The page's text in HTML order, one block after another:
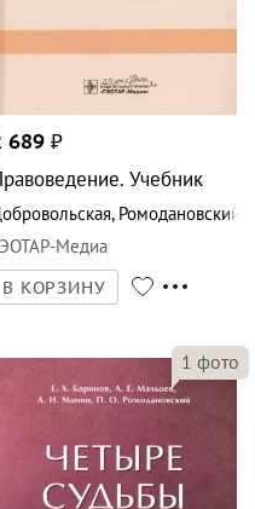
689 ₽
Учебник
, Ромодановский
Медиа
В КОРЗИНУ
1 фото